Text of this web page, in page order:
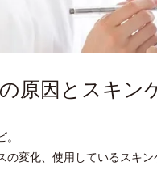
原因とスキン
変化、使用しているスキ